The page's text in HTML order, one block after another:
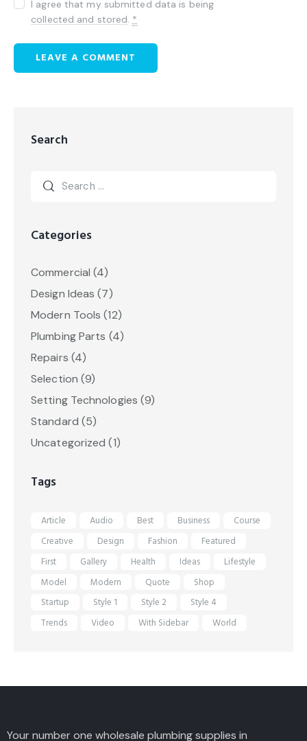
I agree that my submitted data is being
collected and stored. *
Search
Categories
Commercial (4)
Design Ideas (7)
Modern Tools (12)
Plumbing Parts (4)
Repairs (4)
Selection (9)
Setting Technologies (9)
Standard (5)
Uncategorized (1)
Tags
Article Audio Best Business
Course
Creative
Design Fashion
Featured
First
Gallery Health Ideas
Lifestyle
Model
Modern Quote
Shop
Startup
Style 1 Style 2
Style 4
Trends
Video With Sidebar World
Your number one wholesale plumbing supplies in